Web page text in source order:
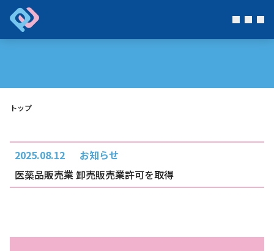
トップ
2025.08.12
お知らせ
医薬品販売業 卸売販売業許可を取得